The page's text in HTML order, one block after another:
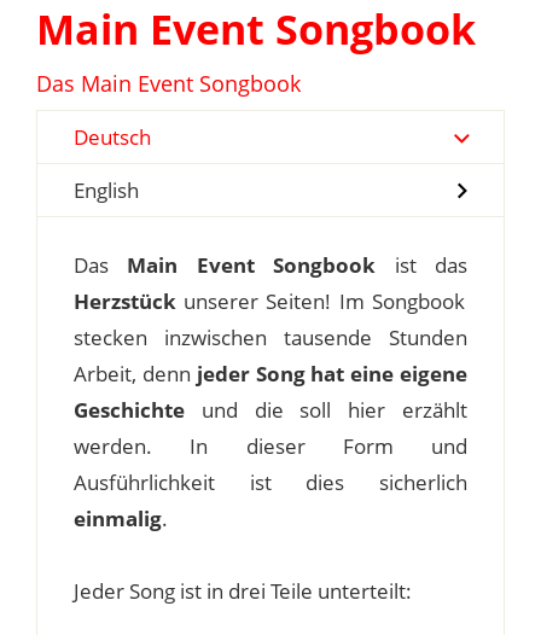
Main Event Songbook
Das Main Event Songbook
Deutsch
English
Das Main Event Songbook ist das
Herzstück unserer Seiten! Im Songbook
stecken inzwischen tausende Stunden
Arbeit, denn jeder Song hat eine eigene
Geschichte und die soll hier erzählt
werden. In dieser Form und
Ausführlichkeit ist dies sicherlich
einmalig.
Jeder Song ist in drei Teile unterteilt: